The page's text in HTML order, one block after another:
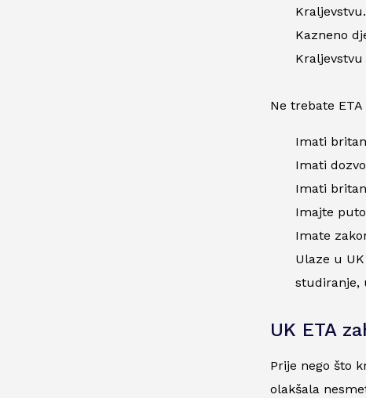
Kraljevstvu.
Kazneno
Ne trebate ETA
Imati
Imati
Imati
Imajte
Imate
Ulaze u
studiranje,
UK ETA
Prije nego što
olakšala